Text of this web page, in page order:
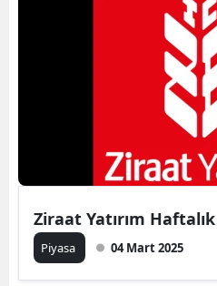
Ziraat Yatırım
Piyasa 04 Mart 2025